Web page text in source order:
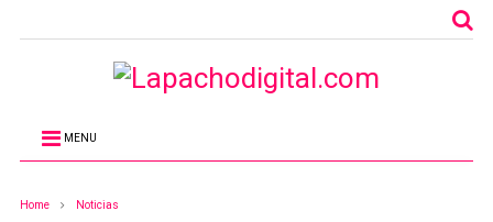
MENU
Home Noticias